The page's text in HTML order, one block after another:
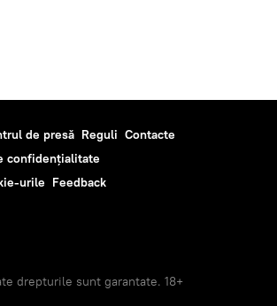
de presă Reguli Contacte
confidențialitate
urile Feedback
drepturile sunt garantate. 18+